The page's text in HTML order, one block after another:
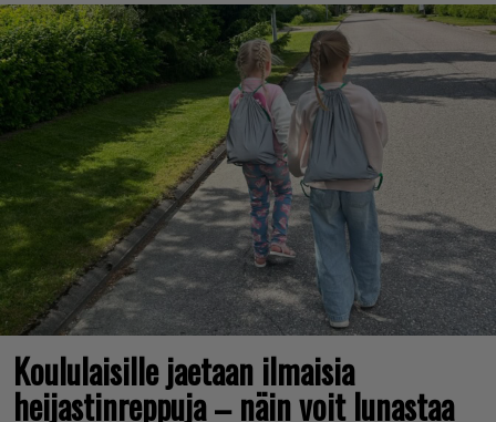
Koululaisille jaetaan ilmaisia
heijastinreppuja – näin voit lunastaa